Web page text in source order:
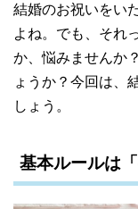
結婚のお祝いをい
よね。でも、それ
か、悩みませんか
ょうか？今回は、
しょう。
基本ルールは「